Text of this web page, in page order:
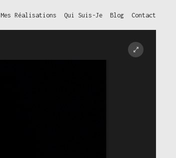
Mes Réalisations Qui Suis-Je Blog Contact